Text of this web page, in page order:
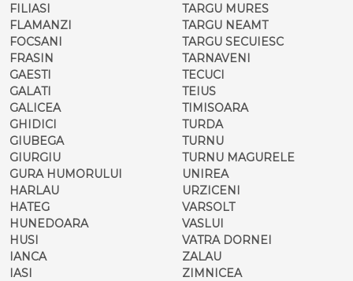
FILIASI
FLAMANZI
FOCSANI
FRASIN
GAESTI
GALATI
GALICEA
GHIDICI
GIUBEGA
GIURGIU
GURA HUMORULUI
HARLAU
HATEG
HUNEDOARA
HUSI
IANCA
IASI
TARGU MURES
TARGU NEAMT
TARGU SECUIESC
TARNAVENI
TECUCI
TEIUS
TIMISOARA
TURDA
TURNU
TURNU MAGURELE
UNIREA
URZICENI
VARSOLT
VASLUI
VATRA DORNEI
ZALAU
ZIMNICEA